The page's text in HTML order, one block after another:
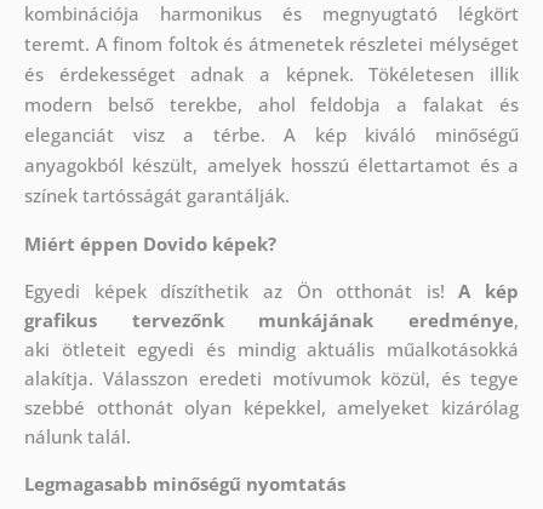
kombinációja harmonikus és megnyugtató légkört
teremt. A finom foltok és átmenetek részletei mélységet
és érdekességet adnak a képnek. Tökéletesen illik
modern belső terekbe, ahol feldobja a falakat és
eleganciát visz a térbe. A kép kiváló minőségű
anyagokból készült, amelyek hosszú élettartamot és a
színek tartósságát garantálják.
Miért éppen Dovido képek?
Egyedi képek díszíthetik az Ön otthonát is!A kép
grafikus tervezőnk munkájának eredménye,
aki ötleteit egyedi és mindig aktuális műalkotásokká
alakítja. Válasszon eredeti motívumok közül, és tegye
szebbé otthonát olyan képekkel, amelyeket kizárólag
nálunk talál.
Legmagasabb minőségű nyomtatás